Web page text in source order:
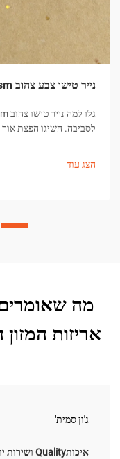
נייר טישו צבע צהוב 14gsm: ייצור פנסים מנייר לחגים
הצג עוד
מה שאומרים
אריזות
ג'ון סמית'
איכותQuality ושירות יוצאי דופן